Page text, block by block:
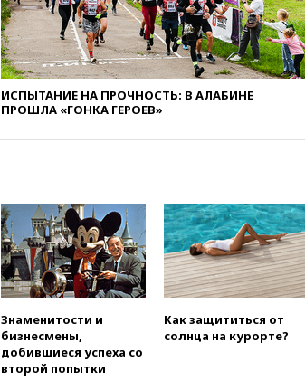
вчера, 22:55 В Москве в
пятницу ожидаются ливни
вчера, 22:35Винисиус
продлил контракт с «Реалом»
до 2032 года
российского гражданства
гвардейскую десантно-
штурмовую дивизию
легендарной
вчера, 22:15Путин заслушал
доклад о ситуации на
добропольском направлении
вчера, 21:58 Генпрокуратура
признала нежелательным в
РФ американский Human
ИСПЫТАНИЕ НА ПРОЧНОСТЬ: В АЛАБИНЕ
ПРОШЛА «ГОНКА ГЕРОЕВ»
Знаменитости и
бизнесмены,
добившиеся успеха со
второй попытки
Как защититься от
солнца на курорте?